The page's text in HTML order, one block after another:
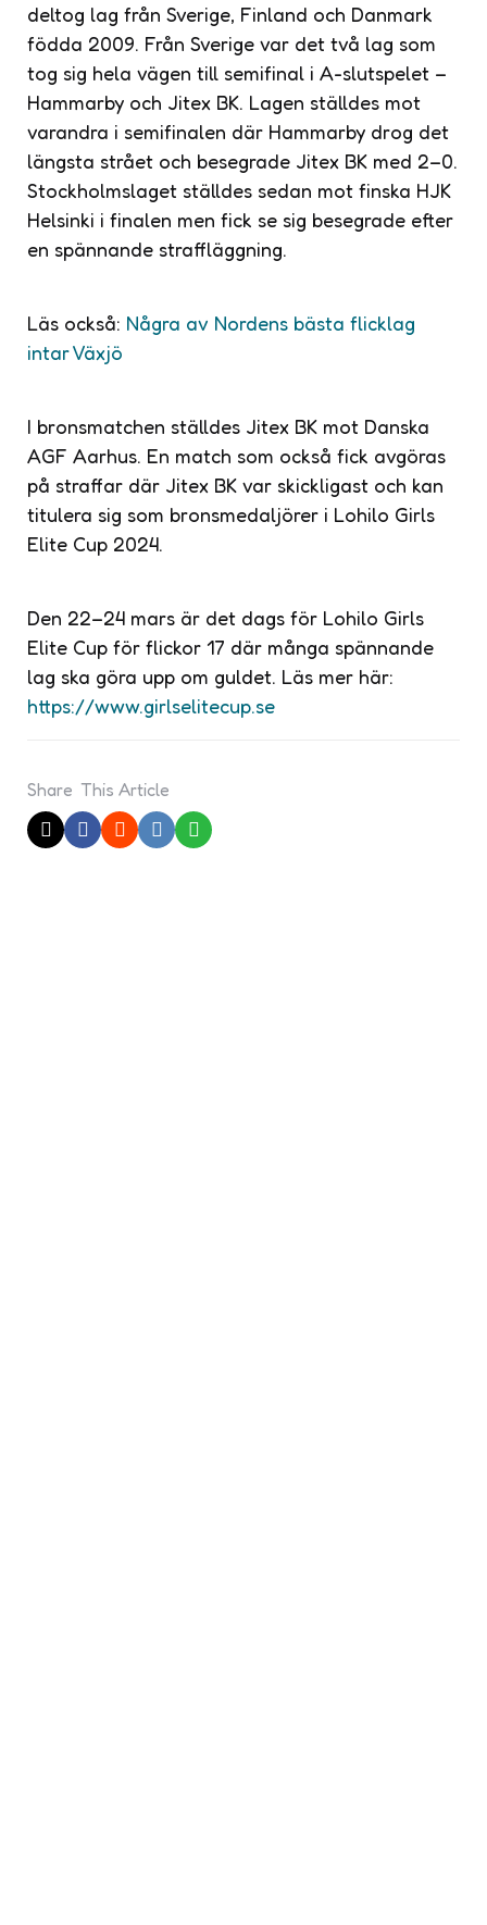
deltog lag från Sverige, Finland och Danmark
födda 2009. Från Sverige var det två lag som
tog sig hela vägen till semifinal i A-slutspelet –
Hammarby och Jitex BK. Lagen ställdes mot
varandra i semifinalen där Hammarby drog det
längsta strået och besegrade Jitex BK med 2–0.
Stockholmslaget ställdes sedan mot finska HJK
Helsinki i finalen men fick se sig besegrade efter
en spännande straffläggning.
Läs också: Några av Nordens bästa flicklag
intar Växjö
I bronsmatchen ställdes Jitex BK mot Danska
AGF Aarhus. En match som också fick avgöras
på straffar där Jitex BK var skickligast och kan
titulera sig som bronsmedaljörer i Lohilo Girls
Elite Cup 2024.
Den 22–24 mars är det dags för Lohilo Girls
Elite Cup för flickor 17 där många spännande
lag ska göra upp om guldet. Läs mer här:
https://www.girlselitecup.se
Share This Article